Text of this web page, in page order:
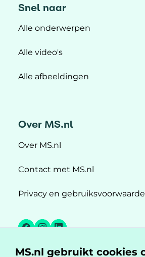
Snel naar
Alle onderwerpen
Alle video's
Alle afbeeldingen
Over MS.nl
Over MS.nl
Contact met MS.nl
Privacy en
Facebook
Instagram
LinkedIn
MS.nl gebruikt cookies